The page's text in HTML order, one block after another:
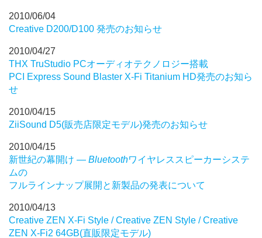
2010/06/04
Creative D200/D100 発売のお知らせ
2010/04/27
THX TruStudio PCオーディオテクノロジー搭載
PCI Express Sound Blaster X-Fi Titanium HD発売のお知ら
せ
2010/04/15
ZiiSound D5(販売店限定モデル)発売のお知らせ
2010/04/15
新世紀の幕開け ― Bluetoothワイヤレススピーカーシステ
ムの
フルラインナップ展開と新製品の発表について
2010/04/13
Creative ZEN X-Fi Style / Creative ZEN Style / Creative
ZEN X-Fi2 64GB(直販限定モデル)